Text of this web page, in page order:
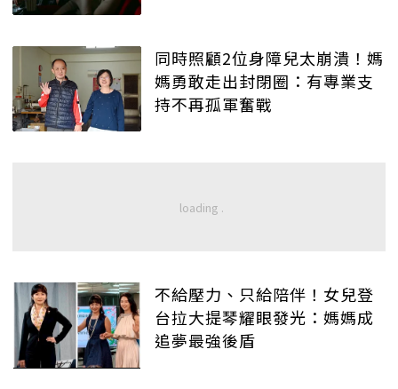
同時照顧2位身障兒太崩潰！媽
媽勇敢走出封閉圈：有專業支
持不再孤軍奮戰
不給壓力、只給陪伴！女兒登
台拉大提琴耀眼發光：媽媽成
追夢最強後盾